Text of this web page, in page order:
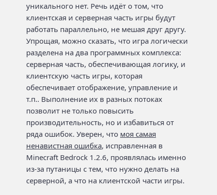
уникального нет. Речь идёт о том, что
клиентская и серверная часть игры будут
работать параллельно, не мешая друг другу.
Упрощая, можно сказать, что игра логически
разделена на два программных комплекса:
серверная часть, обеспечивающая логику, и
клиентскую часть игры, которая
обеспечивает отображение, управление и
т.п.. Выполнение их в разных потоках
позволит не только повысить
производительность, но и избавиться от
ряда ошибок. Уверен, что моя самая
ненавистная ошибка, исправленная в
Minecraft Bedrock 1.2.6, проявлялась именно
из-за путаницы с тем, что нужно делать на
серверной, а что на клиентской части игры.